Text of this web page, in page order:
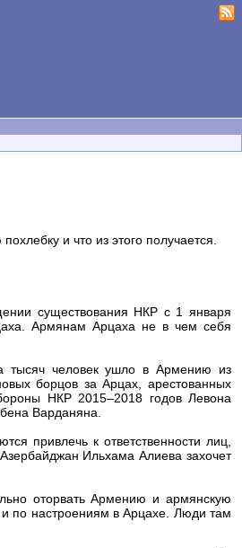
и что из этого получается.
существования НКР с 1 января
Армянам Арцаха не в чем себя
тысяч человек ушло в Армению из
борцов за Арцах, арестованных
НКР 2015–2018 годов Левона
Варданяна.
привлечь к ответственности лиц,
Ильхама Алиева захочет
оторвать Армению и армянскую
по настроениям в Арцахе. Люди там